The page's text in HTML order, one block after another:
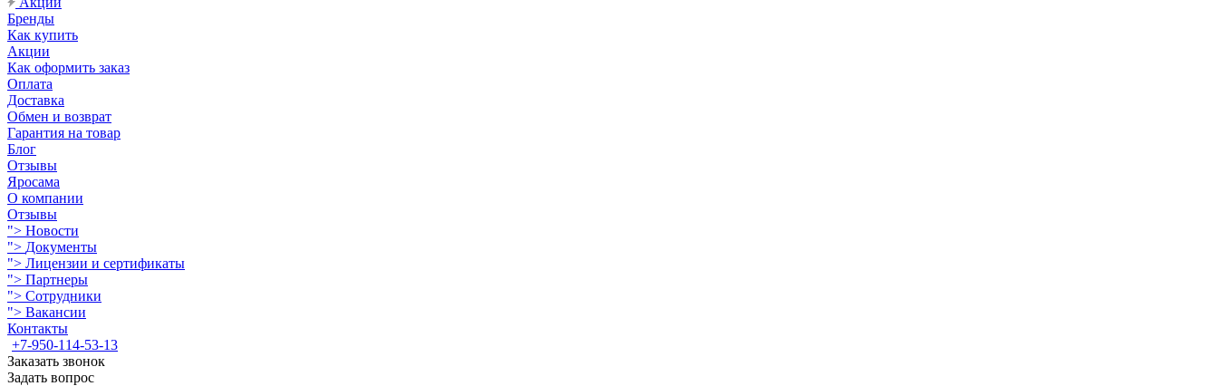
Бренды
Как купить
Акции
Как оформить заказ
Оплата
Доставка
Обмен и возврат
Гарантия на товар
Блог
Отзывы
Яросама
О компании
Отзывы
"> Новости
"> Документы
"> Лицензии и сертификаты
"> Партнеры
"> Сотрудники
"> Вакансии
Контакты
+7-950-114-53-13
Заказать звонок
Задать вопрос